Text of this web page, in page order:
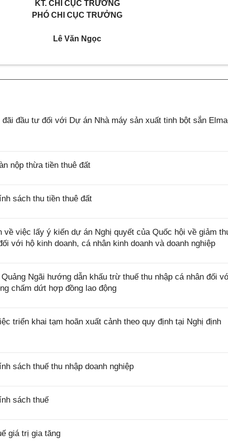
KT. CHI CỤC TRƯỞNG
PHÓ CHI CỤC TRƯỞNG
Lê Văn Ngọc
đầu tư đối với Dự án Nhà máy sản xuất tinh bột sắn
nộp thừa tiền thuê đất
sách thu tiền thuê đất
về việc lấy ý kiến dự án Nghị quyết của Quốc hội về giảm
với hộ kinh doanh, cá nhân kinh doanh và doanh nghiệp
Ngãi hướng dẫn khấu trừ thuế thu nhập cá nhân đối
chấm dứt hợp đồng lao động
triển khai tạm hoãn xuất cảnh theo quy định tại Nghị định
sách thuế thu nhập doanh nghiệp
sách thuế
giá trị gia tăng